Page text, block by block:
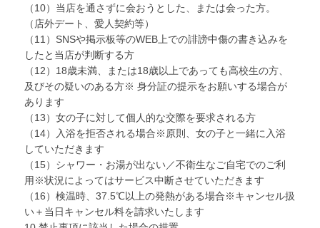
（10）当店を通さずに会おうとした、または会った方。
（店外デート、愛人契約等）
（11）SNSや掲示板等のWEB上での誹謗中傷の書き込みを
したと当店が判断する方
（12）18歳未満、または18歳以上であっても高校生の方、
及びその疑いのある方※ 身分証の提示をお願いする場合が
あります
（13）女の子に対して個人的な交際を要求される方
（14）入浴を拒否される場合※原則、女の子と一緒に入浴
していただきます
（15）シャワー・お湯が出ない／不衛生なご自宅でのご利
用※状況によってはサービス中断させていただきます
（16）検温時、37.5℃以上の発熱がある場合※キャンセル扱
い＋当日キャンセル料を請求いたします